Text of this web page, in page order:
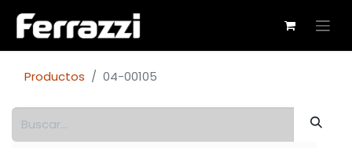
Productos 04-00105